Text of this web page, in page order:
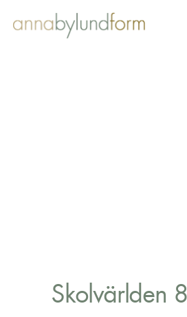
Skolvärlden